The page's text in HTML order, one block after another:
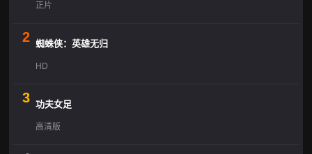
正片
2 蜘蛛侠：英雄无归
HD
3 功夫女足
高清版